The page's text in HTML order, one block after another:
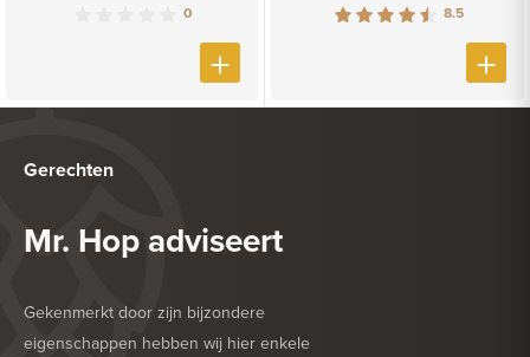
0 8.5
Gerechten
Mr. Hop adviseert
Gekenmerkt door zijn bijzondere
eigenschappen hebben wij hier enkele